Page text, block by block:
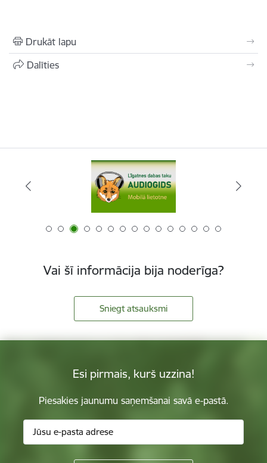
Drukāt lapu
Dalīties
Vai šī informācija bija noderīga?
Sniegt atsauksmi
Esi pirmais, kurš uzzina!
Piesakies jaunumu saņemšanai savā e-pastā.